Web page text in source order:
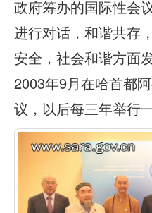
政府筹办的国际性会
进行对话，和谐共存
安全，社会和谐方面
2003年9月在哈首都
议，以后每三年举行一